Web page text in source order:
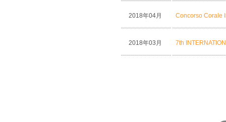
2018年04月 Concorso Corale
2018年03月 7th